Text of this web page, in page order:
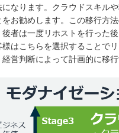
になります。クラウドスキル
をお勧めします。この移行方
後者は一度リホストを行った
様はこちらを選択することで
経営判断によって計画的に移